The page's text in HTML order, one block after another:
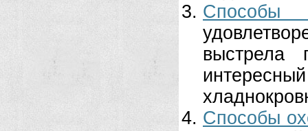
выстрела
Способы